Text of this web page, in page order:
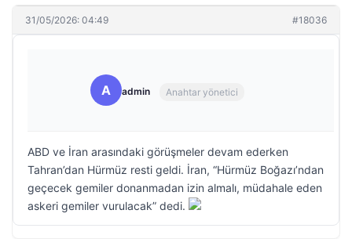
31/05/2026: 04:49 #18036
A admin Anahtar yönetici
ABD ve İran arasındaki görüşmeler devam ederken
Tahran’dan Hürmüz resti geldi. İran, “Hürmüz Boğazı’ndan
geçecek gemiler donanmadan izin almalı, müdahale eden
askeri gemiler vurulacak” dedi.